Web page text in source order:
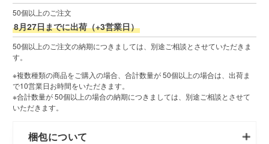
50個以上のご注文
8月27日までに出荷（+3営業日）
50個以上のご注文の納期につきましては、別途ご相談とさせていただきま
す。
※複数種類の商品をご購入の場合、合計数量が 50個以上の場合は、出荷ま
で10営業日お時間をいただきます。
※合計数量が 50個以上の場合の納期につきましては、別途ご相談とさせて
いただきます。
梱包について